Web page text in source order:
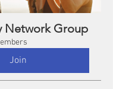
Network Group
Join